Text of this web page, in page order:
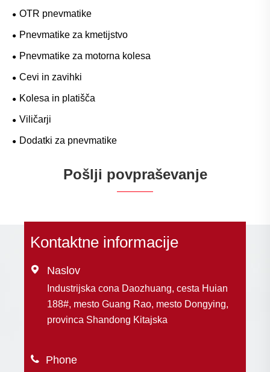
OTR pnevmatike
Pnevmatike za kmetijstvo
Pnevmatike za motorna kolesa
Cevi in ​​zavihki
Kolesa in platišča
Viličarji
Dodatki za pnevmatike
Pošlji povpraševanje
Kontaktne informacije
 Naslov
Industrijska cona Daozhuang, cesta Huian
188#, mesto Guang Rao, mesto Dongying,
provinca Shandong Kitajska
